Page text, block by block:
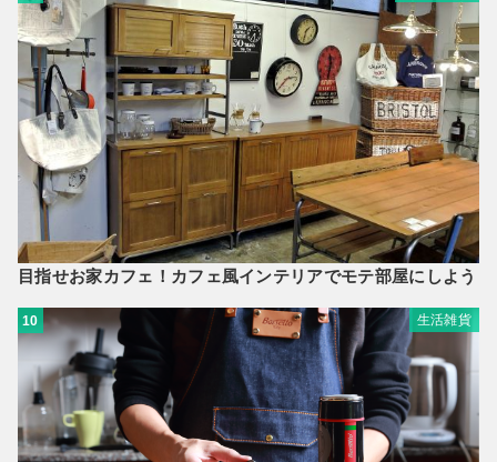
目指せお家カフェ！カフェ風インテリアでモテ部屋にしよう
10 生活雑貨